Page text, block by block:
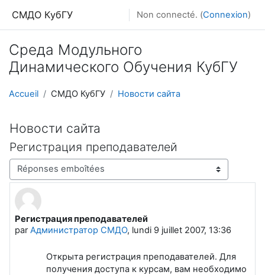
СМДО КубГУ Non connecté. (Connexion)
Среда Модульного
Динамического Обучения КубГУ
Accueil СМДО КубГУ Новости сайта
Новости сайта
Регистрация преподавателей
Type d’affichage
Регистрация преподавателей
parАдминистратор СМДО, lundi 9 juillet 2007, 13:36
Nombre de réponses : 0
Открыта регистрация преподавателей. Для
получения доступа к курсам, вам необходимо